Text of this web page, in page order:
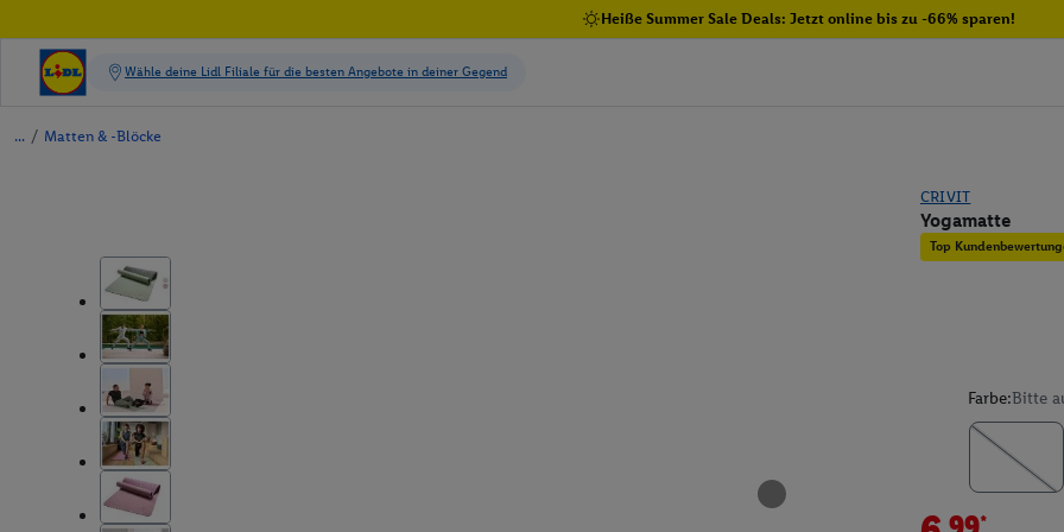
Heiße Summer Sale Deals: Jetzt online bis zu -66% sparen!
/ Matten & -Blöcke
CRIVIT
Yogamatte
Top
Farbe:Bitte